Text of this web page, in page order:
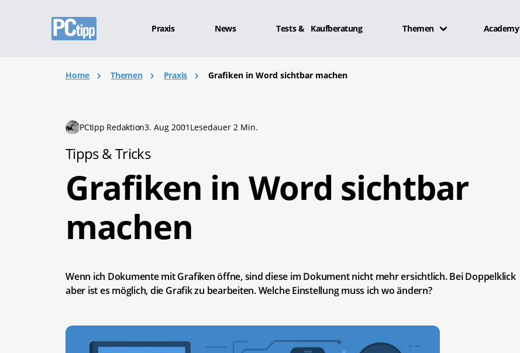
Praxis News Tests & Kaufberatung Themen Academy
Home Themen Praxis Grafiken in Word sichtbar machen
PCtipp Redaktion3. Aug 2001 Lesedauer 2 Min.
Tipps & Tricks
Grafiken in Word sichtbar
machen
Wenn ich Dokumente mit Grafiken öffne, sind diese im Dokument nicht mehr ersichtlich. Bei Doppelklick
aber ist es möglich, die Grafik zu bearbeiten. Welche Einstellung muss ich wo ändern?